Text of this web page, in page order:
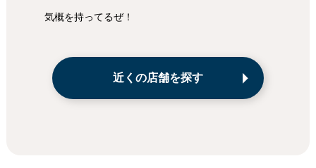
気概を持ってるぜ！
近くの店舗を探す